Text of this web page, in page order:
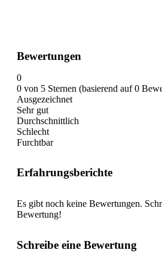
Bewertungen
0
0 von 5 Sternen (basierend auf 0
Ausgezeichnet
Sehr gut
Durchschnittlich
Schlecht
Furchtbar
Erfahrungsberichte
Es gibt noch keine Bewertungen.
Bewertung!
Schreibe eine Bewertung